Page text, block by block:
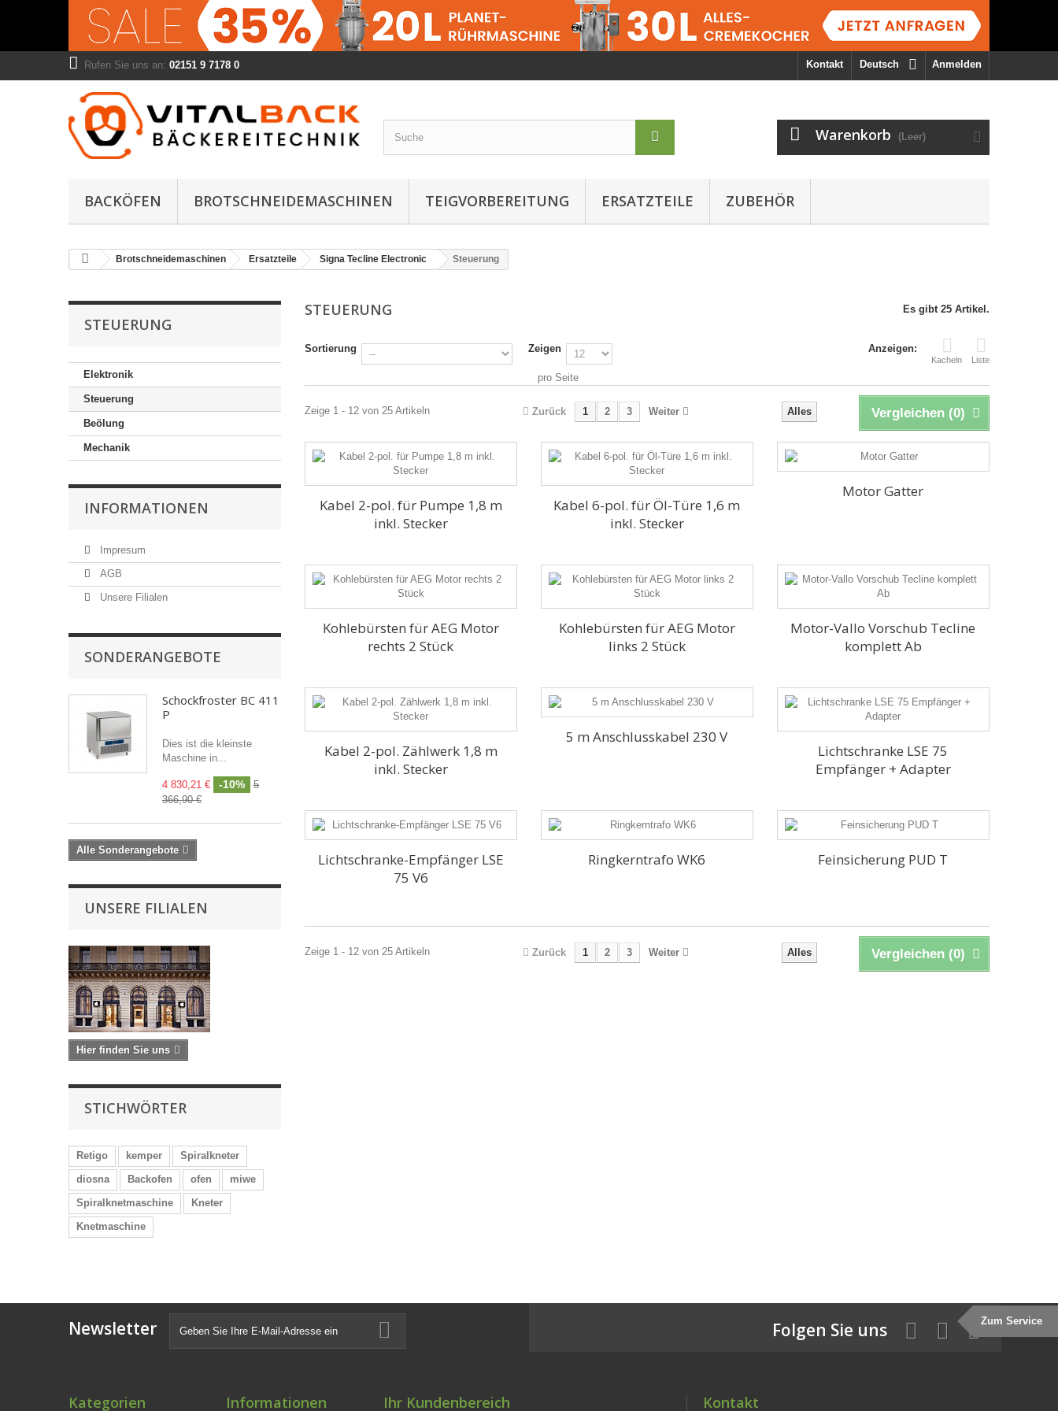
Anmelden
Deutsch
Kontakt
Rufen Sie uns an: 02151 9 7178 0
Warenkorb (Leer)
BACKÖFEN BROTSCHNEIDEMASCHINEN TEIGVORBEREITUNG ERSATZTEILE ZUBEHÖR
Brotschneidemaschinen Ersatzteile Signa Tecline Electronic Steuerung
STEUERUNG
Elektronik
Steuerung
Beölung
Mechanik
INFORMATIONEN
Impresum
AGB
Unsere Filialen
SONDERANGEBOTE
Schockfroster BC 411
P
Dies ist die kleinste
Maschine in...
4 830,21 € -10%
5
366,90 €
Alle Sonderangebote
UNSERE FILIALEN
Hier finden Sie uns
STICHWÖRTER
Retigo kemper
Spiralkneter
diosna
Backofen ofen
miwe
Spiralknetmaschine
Kneter
Knetmaschine
STEUERUNG Es gibt 25 Artikel.
Anzeigen:
Kacheln Liste
Sortierung Zeigen
pro Seite
Vergleichen (0)
Alles
Zurück 1 2 3 Weiter
Zeige 1 - 12 von 25 Artikeln
Kabel 2-pol. für Pumpe 1,8 m
inkl. Stecker
Kabel 6-pol. für Öl-Türe 1,6 m
inkl. Stecker
Motor Gatter
Kohlebürsten für AEG Motor
rechts 2 Stück
Kohlebürsten für AEG Motor
links 2 Stück
Motor-Vallo Vorschub Tecline
komplett Ab
Kabel 2-pol. Zählwerk 1,8 m
inkl. Stecker
5 m Anschlusskabel 230 V
Lichtschranke LSE 75
Empfänger + Adapter
Lichtschranke-Empfänger LSE
75 V6
Ringkerntrafo WK6 Feinsicherung PUD T
Vergleichen (0)
Alles
Zurück 1 2 3 Weiter
Zeige 1 - 12 von 25 Artikeln
Newsletter Folgen Sie uns
Kategorien Informationen Ihr Kundenbereich Kontakt
Zum Service